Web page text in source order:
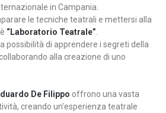
in Campania.
le tecniche teatrali e mettersi alla
“Laboratorio Teatrale”
possibilità di apprendere i segreti della
alla creazione di uno
De Filippo offrono una vasta
creando un’esperienza teatrale